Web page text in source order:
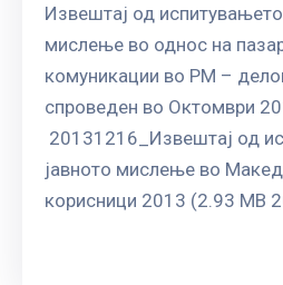
Извештај од испитувањето
мислење во однос на
комуникации во РМ –
спроведен во Октомври
20131216_Извештај од
јавното мислење во
корисници 2013 (2.93 MB